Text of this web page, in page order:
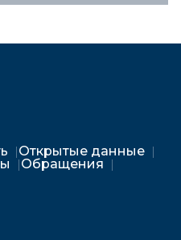
Открытые данные
Обращения